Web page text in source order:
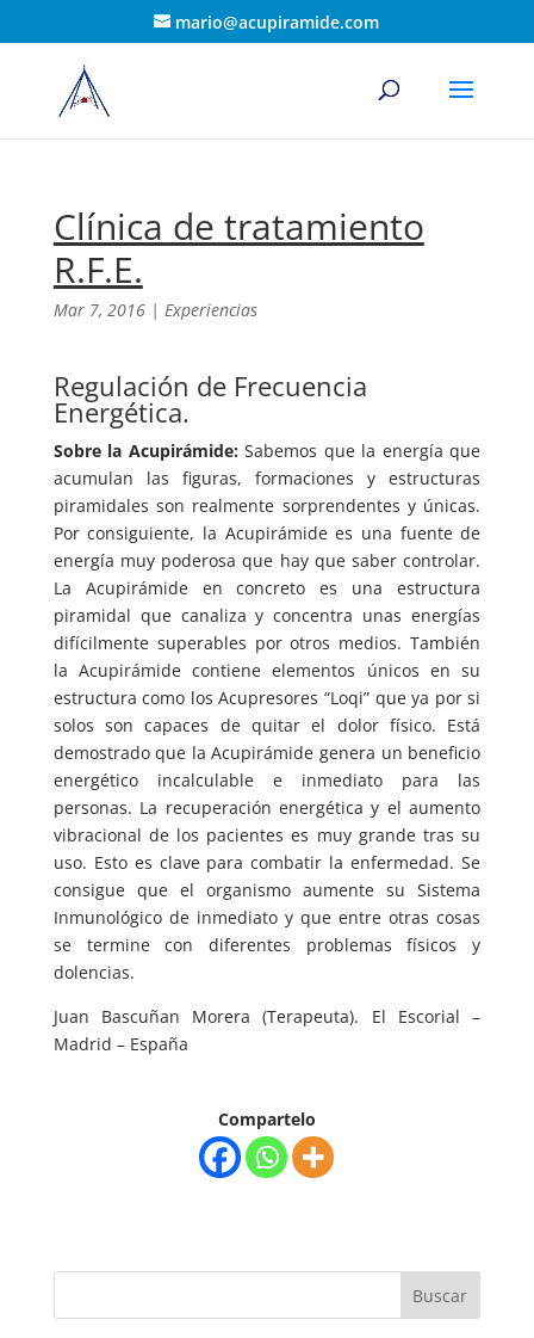
mario@acupiramide.com
Clínica de tratamiento
R.F.E.
Mar 7, 2016| Experiencias
Regulación de Frecuencia
Energética.
Sobre la Acupirámide:Sabemos que la energía que
acumulan las figuras, formaciones y estructuras
piramidales son realmente sorprendentes y únicas.
Por consiguiente, la Acupirámide es una fuente de
energía muy poderosa que hay que saber controlar.
La Acupirámide en concreto es una estructura
piramidal que canaliza y concentra unas energías
difícilmente superables por otros medios. También
la Acupirámide contiene elementos únicos en su
estructura como los Acupresores “Loqi” que ya por si
solos son capaces de quitar el dolor físico. Está
demostrado que la Acupirámide genera un beneficio
energético incalculable e inmediato para las
personas. La recuperación energética y el aumento
vibracional de los pacientes es muy grande tras su
uso. Esto es clave para combatir la enfermedad. Se
consigue que el organismo aumente su Sistema
Inmunológico de inmediato y que entre otras cosas
se termine con diferentes problemas físicos y
dolencias.
Juan Bascuñan Morera (Terapeuta). El Escorial –
Madrid – España
Compartelo